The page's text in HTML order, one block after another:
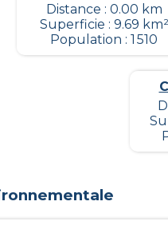
Distance : 0.00 km
Superficie : 9.69 km²
Population : 1 510